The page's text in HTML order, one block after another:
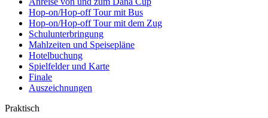
Hop-on/Hop-off Tour mit Bus
Hop-on/Hop-off Tour mit dem Zug
Schulunterbringung
Mahlzeiten und Speisepläne
Hotelbuchung
Spielfelder und Karte
Finale
Auszeichnungen
Praktisch